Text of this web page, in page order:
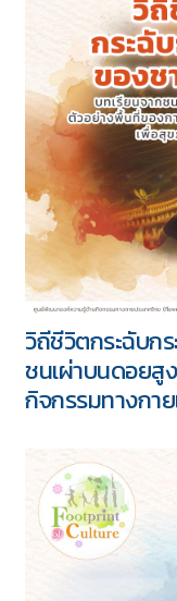
วิถีชีวิตกระฉับกร
ชนเผ่าบนดอยสู
กิจกรรมทางกา